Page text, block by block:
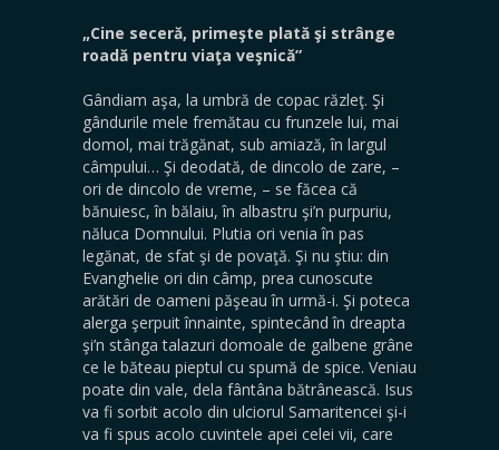
„Cine seceră, primeşte plată şi strânge
roadă pentru viaţa veşnică”
Gândiam aşa, la umbră de copac răzleţ. Şi
gândurile mele fremătau cu frunzele lui, mai
domol, mai trăgănat, sub amiază, în largul
câmpului… Şi deodată, de dincolo de zare, –
ori de dincolo de vreme, – se făcea că
bănuiesc, în bălaiu, în albastru şi’n purpuriu,
năluca Domnului. Plutia ori venia în pas
legănat, de sfat şi de povaţă. Şi nu ştiu: din
Evanghelie ori din câmp, prea cunoscute
arătări de oameni păşeau în urmă-i. Şi poteca
alerga şerpuit înnainte, spintecând în dreapta
şi’n stânga talazuri domoale de galbene grâne
ce le băteau pieptul cu spumă de spice. Veniau
poate din vale, dela fântâna bătrânească. Isus
va fi sorbit acolo din ulciorul Samaritencei şi-i
va fi spus acolo cuvintele apei celei vii, care